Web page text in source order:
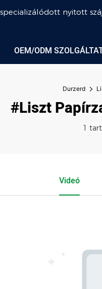
nyitott
OEM/ODM
Durzerd
#Liszt
1
Videó